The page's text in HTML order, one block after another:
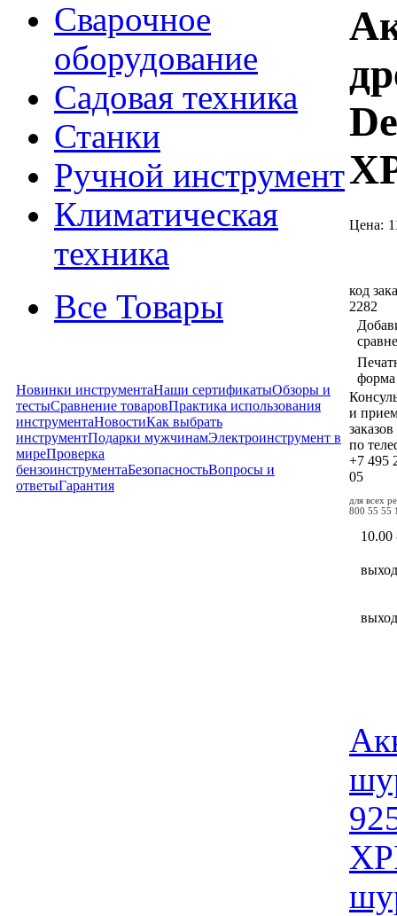
Сварочное
оборудование
Садовая техника
Станки
Ручной инструмент
Климатическая
техника
Все Товары
Новинки инструментаНаши сертификатыОбзоры и
тестыСравнение товаровПрактика использования
инструментаНовостиКак выбрать
инструментПодарки мужчинамЭлектроинструмент в
миреПроверка
бензоинструментаБезопасностьВопросы и
ответыГарантия
Цена:
код
2282
форма
и
заказов
по
+7 495
05
для всех
800 55 55
10.00